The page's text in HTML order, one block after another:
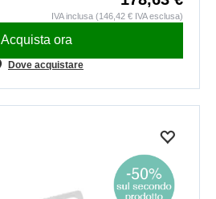
IVA inclusa (146,42 € IVA esclusa)
Acquista ora
Dove acquistare